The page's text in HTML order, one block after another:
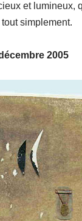
et lumineux,
simplement.
2005